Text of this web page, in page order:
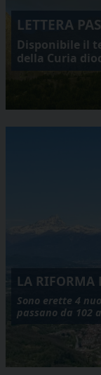
LETTERA
Disponibile il
della Curia
LA RIFORMA
Sono erette 4
passano da 102